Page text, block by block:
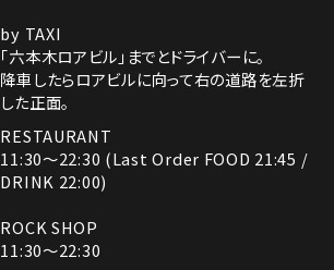
by TAXI
「六本木ロアビル」までとドライバーに。
降車したらロアビルに向って右の道路を左折
した正面。
RESTAURANT
11:30～22:30 (Last Order FOOD 21:45 /
DRINK 22:00)
ROCK SHOP
11:30～22:30